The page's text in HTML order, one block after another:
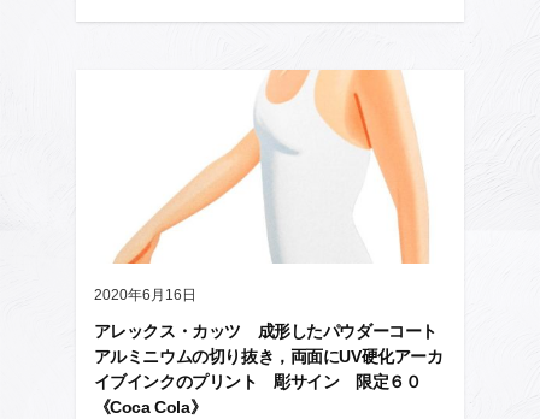
2020年6月16日
アレックス・カッツ 成形したパウダーコート
アルミニウムの切り抜き，両面にUV硬化アーカ
イブインクのプリント 彫サイン 限定６０
《Coca Cola》